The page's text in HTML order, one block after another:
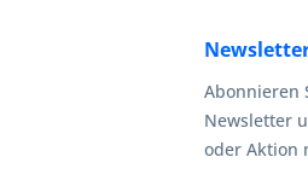
Abonnieren
Newsletter
oder Aktion